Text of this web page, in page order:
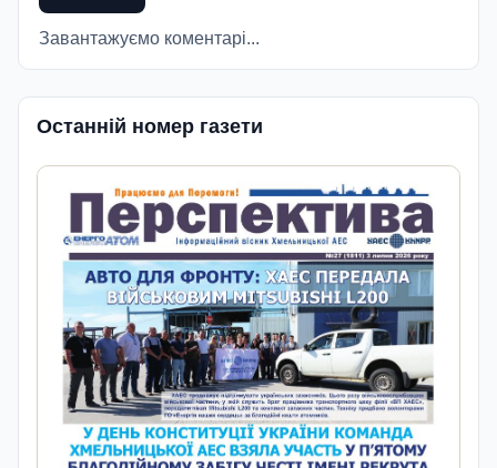
Завантажуємо коментарі...
Останній номер газети